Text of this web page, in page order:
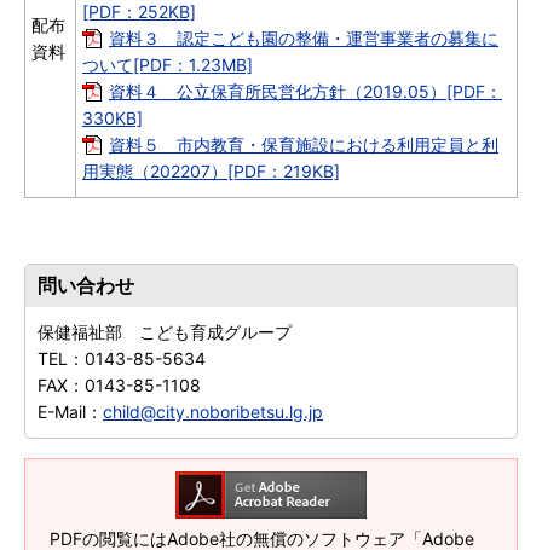
配布
資料
[PDF：252KB]
資料３ 認定こども園の整備・運営事業者の募集に
ついて[PDF：1.23MB]
資料４ 公立保育所民営化方針（2019.05）[PDF：
330KB]
資料５ 市内教育・保育施設における利用定員と利
用実態（202207）[PDF：219KB]
問い合わせ
保健福祉部 こども育成グループ
TEL： 0143-85-5634
FAX： 0143-85-1108
E-Mail： child@city.noboribetsu.lg.jp
PDFの閲覧にはAdobe社の無償のソフトウェア「Adobe